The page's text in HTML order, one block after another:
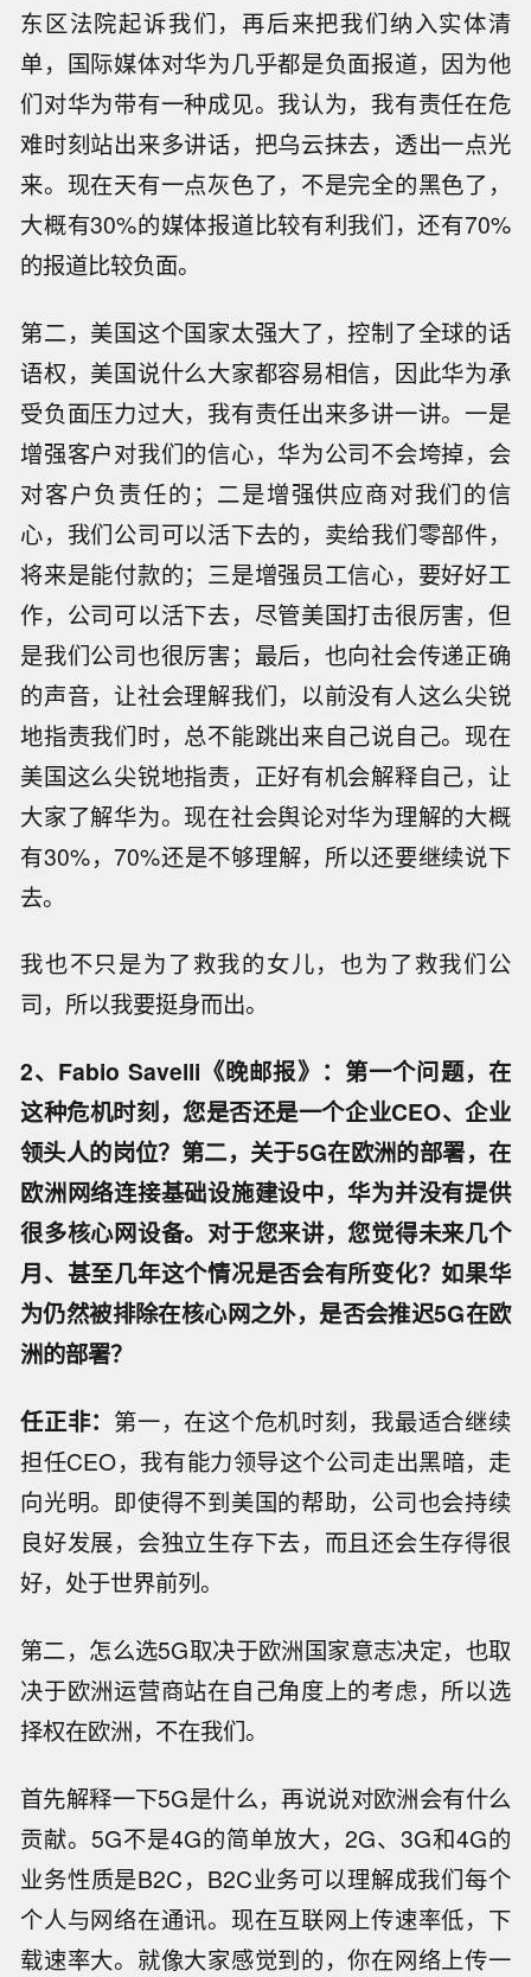
东区法院起诉我们，再后来把我们纳入实体清
单，国际媒体对华为几乎都是负面报道，因为他
们对华为带有一种成见。我认为，我有责任在危
难时刻站出来多讲话，把乌云抹去，透出一点光
来。现在天有一点灰色了，不是完全的黑色了，
大概有30%的媒体报道比较有利我们，还有70%
的报道比较负面。
第二，美国这个国家太强大了，控制了全球的话
语权，美国说什么大家都容易相信，因此华为承
受负面压力过大，我有责任出来多讲一讲。一是
增强客户对我们的信心，华为公司不会垮掉，会
对客户负责任的；二是增强供应商对我们的信
心，我们公司可以活下去的，卖给我们零部件，
将来是能付款的；三是增强员工信心，要好好工
作，公司可以活下去，尽管美国打击很厉害，但
是我们公司也很厉害；最后，也向社会传递正确
的声音，让社会理解我们，以前没有人这么尖锐
地指责我们时，总不能跳出来自己说自己。现在
美国这么尖锐地指责，正好有机会解释自己，让
大家了解华为。现在社会舆论对华为理解的大概
有30%，70%还是不够理解，所以还要继续说下
去。
我也不只是为了救我的女儿，也为了救我们公
司，所以我要挺身而出。
2、Fabio Savelli《晚邮报》：第一个问题，在
这种危机时刻，您是否还是一个企业CEO、企业
领头人的岗位？第二，关于5G在欧洲的部署，在
欧洲网络连接基础设施建设中，华为并没有提供
很多核心网设备。对于您来讲，您觉得未来几个
月、甚至几年这个情况是否会有所变化？如果华
为仍然被排除在核心网之外，是否会推迟5G在欧
洲的部署？
任正非： 第一，在这个危机时刻，我最适合继续
担任CEO，我有能力领导这个公司走出黑暗，走
向光明。即使得不到美国的帮助，公司也会持续
良好发展，会独立生存下去，而且还会生存得很
好，处于世界前列。
第二，怎么选5G取决于欧洲国家意志决定，也取
决于欧洲运营商站在自己角度上的考虑，所以选
择权在欧洲，不在我们。
首先解释一下5G是什么，再说说对欧洲会有什么
贡献。5G不是4G的简单放大，2G、3G和4G的
业务性质是B2C，B2C业务可以理解成我们每个
个人与网络在通讯。现在互联网上传速率低，下
载速率大。就像大家感觉到的，你在网络上传一